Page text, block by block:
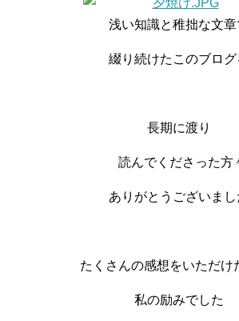
浅い知識と稚拙な文章
綴り続けたこのブログ
長期に渡り
読んでくださった方
ありがとうございまし
たくさんの感想をいただけ
私の励みでした